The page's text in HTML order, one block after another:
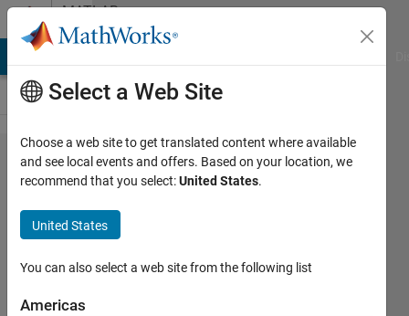
Skip to contentMATLAB
Answers
信号ラ
ベルの
伝搬を
一括し
て設定
する
Select a Web Site
Choose a web site to get translated content where available
and see local events and offers. Based on your location, we
recommend that you select:United States.
United States
You can also select a web site from the following list
Americas